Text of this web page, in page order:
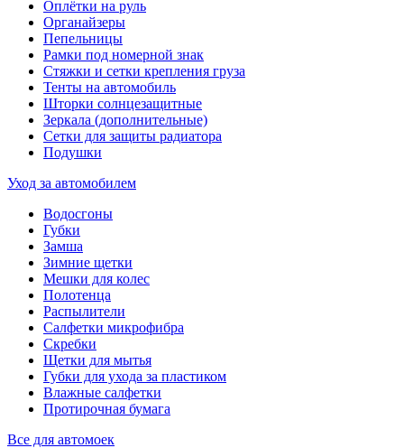
Оплётки на руль
Органайзеры
Пепельницы
Рамки под номерной знак
Стяжки и сетки крепления груза
Тенты на автомобиль
Шторки солнцезащитные
Зеркала (дополнительные)
Сетки для защиты радиатора
Подушки
Уход за автомобилем
Водосгоны
Губки
Замша
Зимние щетки
Мешки для колес
Полотенца
Распылители
Салфетки микрофибра
Скребки
Щетки для мытья
Губки для ухода за пластиком
Влажные салфетки
Протирочная бумага
Все для автомоек